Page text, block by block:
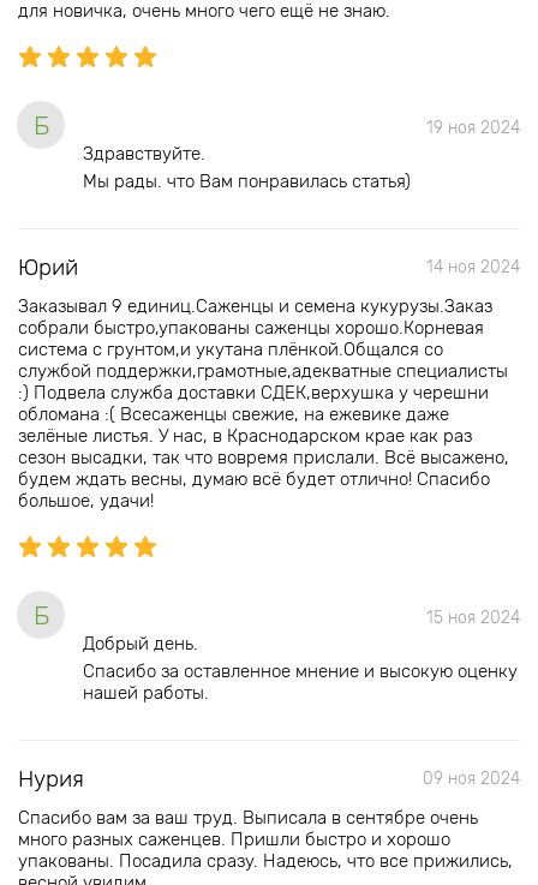
для новичка, очень много чего ещё не знаю.
Б 19 ноя 2024
Здравствуйте.
Мы рады. что Вам понравилась статья)
Юрий 14 ноя 2024
Заказывал 9 единиц.Саженцы и семена кукурузы.Заказ
собрали быстро,упакованы саженцы хорошо.Корневая
система с грунтом,и укутана плёнкой.Общался со
службой поддержки,грамотные,адекватные специалисты
:) Подвела служба доставки СДЕК,верхушка у черешни
обломана :( Всесаженцы свежие, на ежевике даже
зелёные листья. У нас, в Краснодарском крае как раз
сезон высадки, так что вовремя прислали. Всё высажено,
будем ждать весны, думаю всё будет отлично! Спасибо
большое, удачи!
Б 15 ноя 2024
Добрый день.
Спасибо за оставленное мнение и высокую оценку
нашей работы.
Нурия 09 ноя 2024
Спасибо вам за ваш труд. Выписала в сентябре очень
много разных саженцев. Пришли быстро и хорошо
упакованы. Посадила сразу. Надеюсь, что все прижились,